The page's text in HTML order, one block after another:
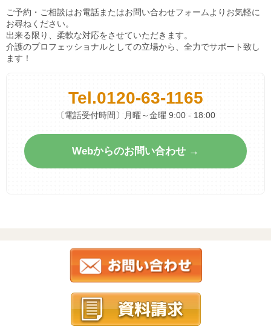
ご予約・ご相談はお電話またはお問い合わせフォームよりお気軽に
お尋ねください。
出来る限り、柔軟な対応をさせていただきます。
介護のプロフェッショナルとしての立場から、全力でサポート致し
ます！
Tel.0120-63-1165
〔電話受付時間〕月曜～金曜 9:00 - 18:00
Webからのお問い合わせ →